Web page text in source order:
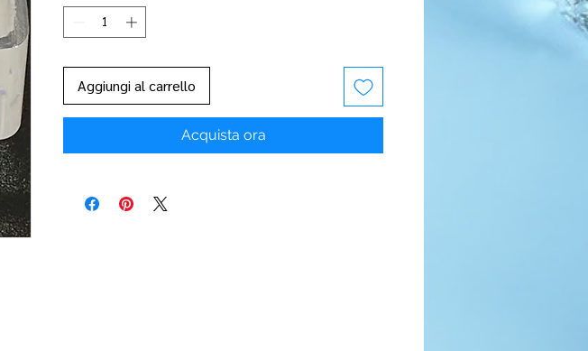
Aggiungi al carrello
Acquista ora